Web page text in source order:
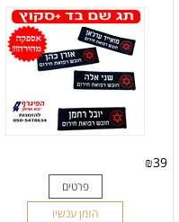
₪39
פרטים
הזמן עכשיו